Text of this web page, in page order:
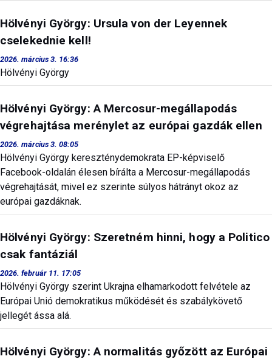
Hölvényi György: Ursula von der Leyennek
cselekednie kell!
2026. március 3. 16:36
Hölvényi György
Hölvényi György: A Mercosur-megállapodás
végrehajtása merénylet az európai gazdák ellen
2026. március 3. 08:05
Hölvényi György kereszténydemokrata EP-képviselő
Facebook-oldalán élesen bírálta a Mercosur-megállapodás
végrehajtását, mivel ez szerinte súlyos hátrányt okoz az
európai gazdáknak.
Hölvényi György: Szeretném hinni, hogy a Politico
csak fantáziál
2026. február 11. 17:05
Hölvényi György szerint Ukrajna elhamarkodott felvétele az
Európai Unió demokratikus működését és szabálykövető
jellegét ássa alá.
Hölvényi György: A normalitás győzött az Európai